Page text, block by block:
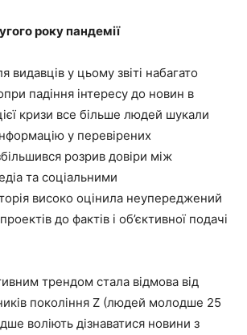
року пандемії
видавців у цьому звіті набагато
падіння інтересу до новин в
кризи все більше людей шукали
у перевірених
розрив довіри між
та соціальними
високо оцінила неупереджений
до фактів і об’єктивної подачі
трендом стала відмова від
покоління Z (людей молодше 25
воліють дізнаватися новини з